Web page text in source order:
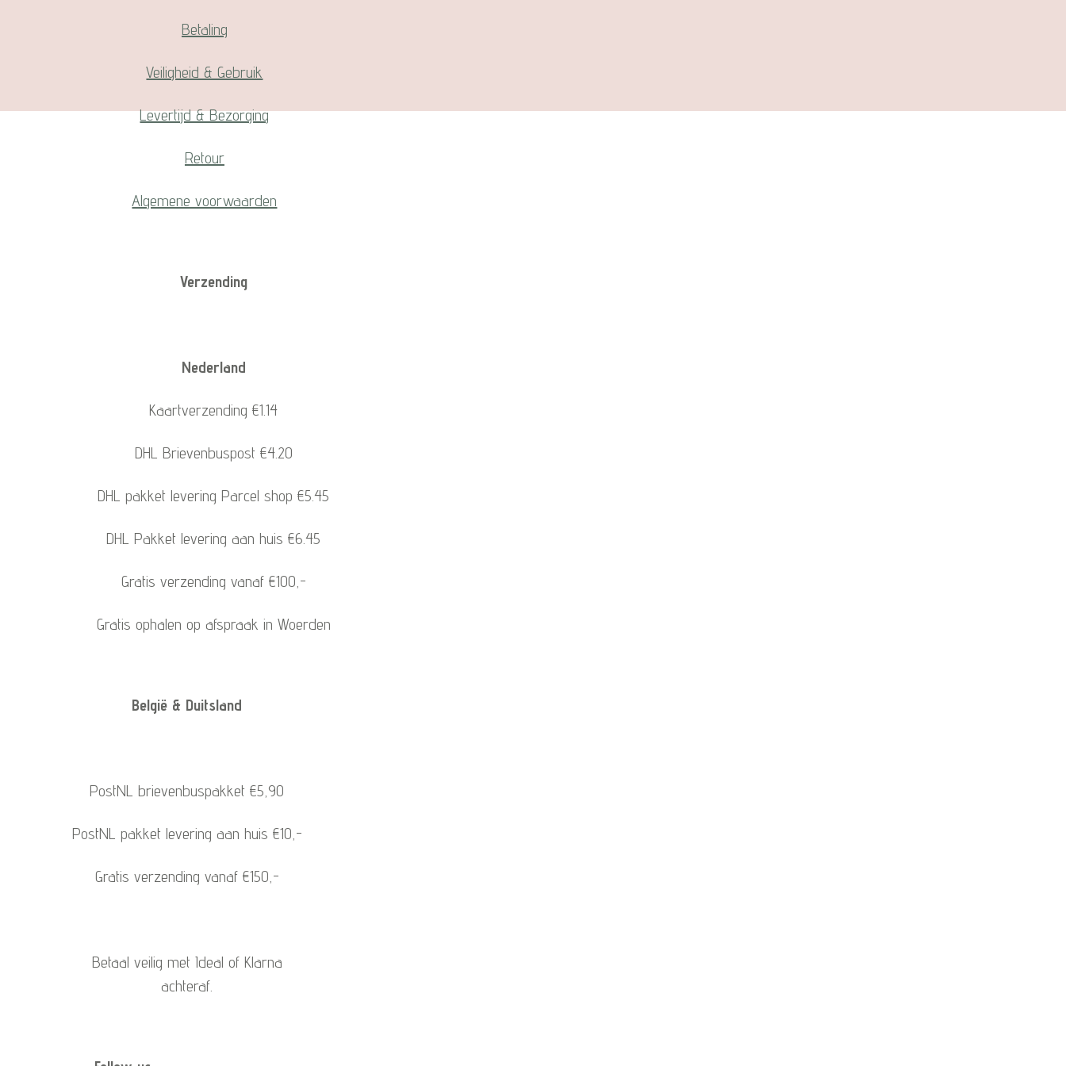
Betaling
Veiligheid & Gebruik
Levertijd & Bezorging
Retour
Algemene voorwaarden
Verzending
Nederland
Kaartverzending €1.14
DHL Brievenbuspost €4.20
DHL pakket levering Parcel shop €5.45
DHL Pakket levering aan huis €6.45
Gratis verzending vanaf €100,-
Gratis ophalen op afspraak in Woerden
België & Duitsland
PostNL brievenbuspakket €5,90
PostNL pakket levering aan huis €10,-
Gratis verzending vanaf €150,-
Betaal veilig met Ideal of Klarna
achteraf.